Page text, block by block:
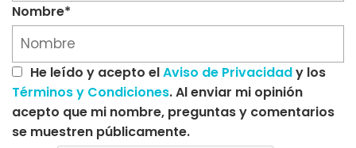
Nombre*
He leído y acepto elAviso de Privacidady los
Términos y Condiciones. Al enviar mi opinión
acepto que mi nombre, preguntas y comentarios
se muestren públicamente.